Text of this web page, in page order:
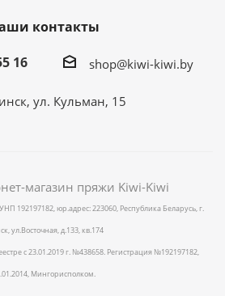
контакты
16
shop@kiwi-kiwi.by
ул. Кульман, 15
магазин пряжи Kiwi-Kiwi
192197182, юр.адрес: 223060, Республика Беларусь, г.
ул.Восточная, д.133, кв.174
с 23.01.2019 г. №438658. Регистрация №192197182,
Мингорисполком.